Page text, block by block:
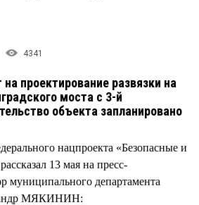
4341
проектирование развязки на
моста с 3-й
объекта запланировано
нацпроекта «Безопасные и
13 мая на пресс-
муниципального департамента
МЯКИНИН: